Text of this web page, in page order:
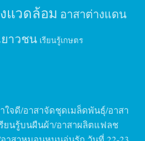
แวดล้อม อาสาต่างแดน
ยาวชน เรียนรู้เกษตร
จดี/อาสาจัดชุดเมล็ดพันธุ์/อาสา
ยนรู้บนผืนผ้า/อาสาผลิตแฟลช